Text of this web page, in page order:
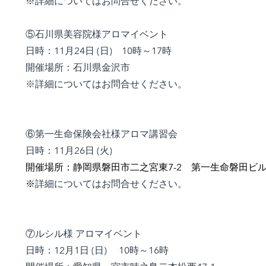
⑤石川県美容院様アロマイベント
日時：11月24日 (日) 10時～17時
開催場所：石川県金沢市
※詳細についてはお問合せください。
⑥第一生命保険会社様アロマ講習会
日時：11月26日 (火)
開催場所：静岡県磐田市二之宮東7-2 第一生命磐田ビ
※詳細についてはお問合せください。
⑦ルシル様 アロマイベント
日時：12月1日 (日) 10時～16時